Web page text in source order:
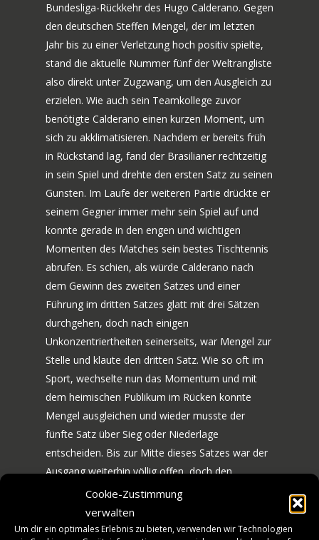
Cookie-Zustimmung
verwalten
Um dir ein optimales Erlebnis zu bieten, verwenden wir Technologien
Bundesliga-Rückkehr des Hugo Calderano. Gegen
den deutschen Steffen Mengel, der im letzten
Jahr bis zu einer Verletzung hoch positiv spielte,
stand die aktuelle Nummer fünf der Weltrangliste
also direkt unter Zugzwang, um den Ausgleich zu
erzielen. Wie auch sein Teamkollege zuvor
benötigte Calderano einen kurzen Moment, um
sich zu akklimatisieren. Nachdem er bereits früh
in Rückstand lag, fand der Brasilianer rechtzeitig
in sein Spiel und drehte den ersten Satz zu seinen
Gunsten. Im Laufe der weiteren Partie drückte er
seinem Gegner immer mehr sein Spiel auf und
konnte gerade in den engen und wichtigen
Momenten des Matches sein bestes Tischtennis
abrufen. Es schien, als würde Calderano nach
dem Gewinn des zweiten Satzes und einer
Führung im dritten Satzes glatt mit drei Sätzen
durchgehen, doch nach einigen
Unkonzentriertheiten seinerseits, war Mengel zur
Stelle und klaute den dritten Satz. Wie so oft im
Sport, wechselte nun das Momentum und mit
dem heimischen Publikum im Rücken konnte
Mengel ausgleichen und wieder musste der
fünfte Satz über Sieg oder Niederlage
entscheiden. Bis zur Mitte dieses Satzes war der
Ausgang weiterhin völlig offen, doch den
längeren Atem hatte Hugo Calderano, ganz zur
Freude der TTF. Ohne großen Glanz konnte er im
Gesamtstand zum wichtigen 1:1 ausgleichen.
70 JAHRE TTF
JUBILÄUMS-
NEWS
MANNSCHAFT